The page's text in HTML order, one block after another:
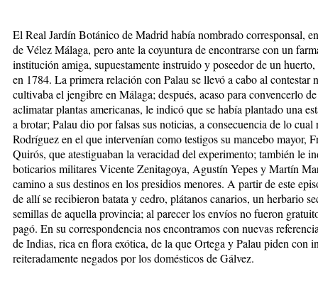
El Real Jardín Botánico de Madrid había nombrado corresponsal,
de Vélez Málaga, pero ante la coyuntura de encontrarse con un
institución amiga, supuestamente instruido y poseedor de un
en 1784. La primera relación con Palau se llevó a cabo al contestar
cultivaba el jengibre en Málaga; después, acaso para convencerlo
aclimatar plantas americanas, le indicó que se había plantado una
a brotar; Palau dio por falsas sus noticias, a consecuencia de lo
Rodríguez en el que intervenían como testigos su mancebo mayor,
Quirós, que atestiguaban la veracidad del experimento; también le
boticarios militares Vicente Zenitagoya, Agustín Yepes y Martín
camino a sus destinos en los presidios menores. A partir de este
de allí se recibieron batata y cedro, plátanos canarios, un herbario
semillas de aquella provincia; al parecer los envíos no fueron
pagó. En su correspondencia nos encontramos con nuevas
de Indias, rica en flora exótica, de la que Ortega y Palau piden con
reiteradamente negados por los domésticos de Gálvez.